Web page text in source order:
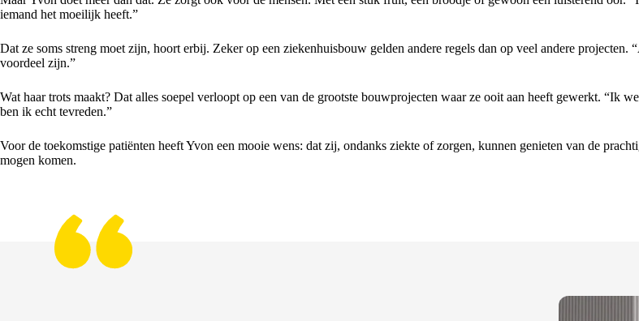
iemand het moeilijk heeft.”
Dat ze soms streng moet zijn, hoort erbij. Zeker op een ziekenhuisbouw gelden andere regels dan op veel andere
voordeel zijn.”
Wat haar trots maakt? Dat alles soepel verloopt op een van de grootste bouwprojecten waar ze ooit aan heeft gewerkt. “Ik
ben ik echt tevreden.”
Voor de toekomstige patiënten heeft Yvon een mooie wens: dat zij, ondanks ziekte of zorgen, kunnen genieten van de
mogen komen.